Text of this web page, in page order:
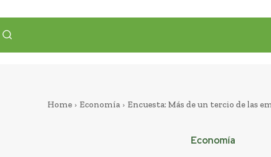
Home Economía Encuesta: Más de un tercio de las
Economía